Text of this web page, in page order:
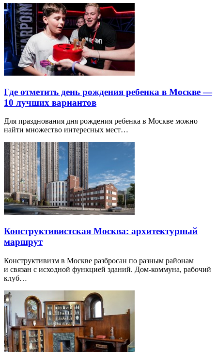
Где отметить день рождения ребенка в Москве —
10 лучших вариантов
Для празднования дня рождения ребенка в Москве можно
найти множество интересных мест…
Конструктивистская Москва: архитектурный
маршрут
Конструктивизм в Москве разбросан по разным районам
и связан с исходной функцией зданий. Дом-коммуна, рабочий
клуб…